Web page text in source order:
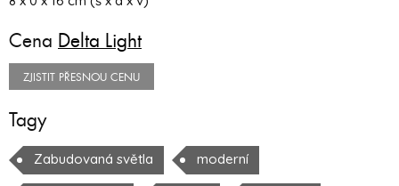
Cena Delta Light
ZJISTIT PŘESNOU CENU
Tagy
Zabudovaná světla moderní